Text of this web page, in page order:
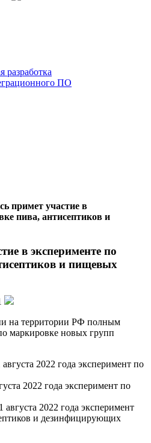
разработка
ПО
примет участие в
пива, антисептиков и
в эксперименте по
и пищевых
на территории РФ полным
маркировке новых групп
2022 года эксперимент по
2022 года эксперимент по
августа 2022 года эксперимент
и дезинфицирующих